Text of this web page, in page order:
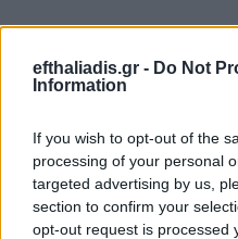
efthaliadis.gr - Do Not
Information
If you wish to opt-out of the
processing of your personal
targeted advertising by us,
section to confirm your
opt-out request is processed